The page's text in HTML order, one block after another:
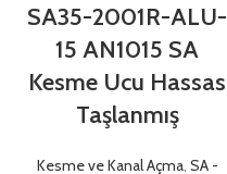
SA35-2001R-ALU-
15 AN1015 SA
Kesme Ucu Hassas
Taşlanmış
Kesme ve Kanal Açma, SA -